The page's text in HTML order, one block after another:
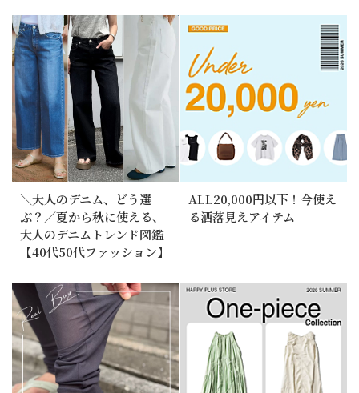
＼大人のデニム、どう選
ぶ？／夏から秋に使える、
大人のデニムトレンド図鑑
【40代50代ファッション】
ALL20,000円以下！今使え
る洒落見えアイテム